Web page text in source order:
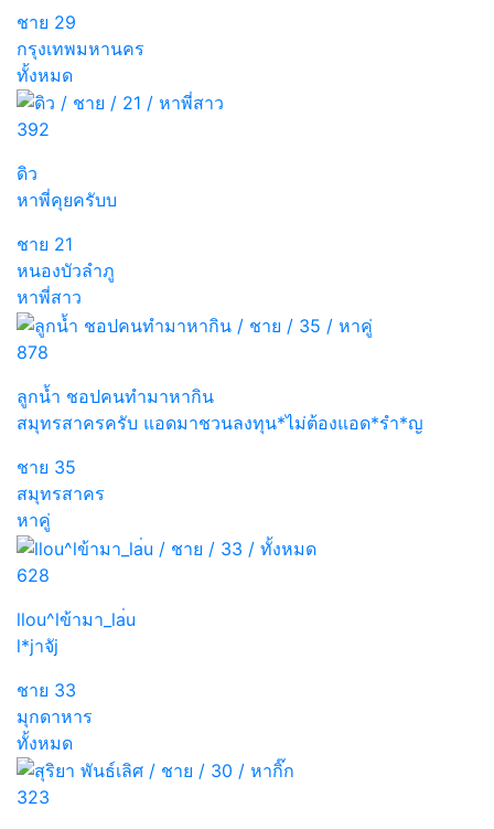
ชาย 29
กรุงเทพมหานคร
ทั้งหมด
392
ดิว
หาพี่คุยครับบ
ชาย 21
หนองบัวลำภู
หาพี่สาว
878
ลูกน้ำ ชอปคนทำมาหากิน
สมุทรสาครครับ แอดมาชวนลงทุน*ไม่ต้องแอด*รำ*ญ
ชาย 35
สมุทรสาคร
หาคู่
628
llou^lข้ามา_la่u
l*jาจัj
ชาย 33
มุกดาหาร
ทั้งหมด
323